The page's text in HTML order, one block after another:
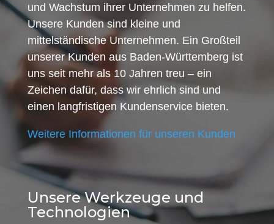
und Wachstum ihrer Unternehmen zu helfen.
Unsere Kunden sind kleine und
mittelständische Unternehmen. Ein Großteil
unserer Kunden aus Baden-Württemberg ist
uns seit mehr als 10 Jahren treu – ein
Zeichen dafür, dass wir ehrlich sind und
einen langfristigen Kundenservice bieten.
Weitere Informationen für unseren Kunden
Unsere Werkzeuge und
Technologien